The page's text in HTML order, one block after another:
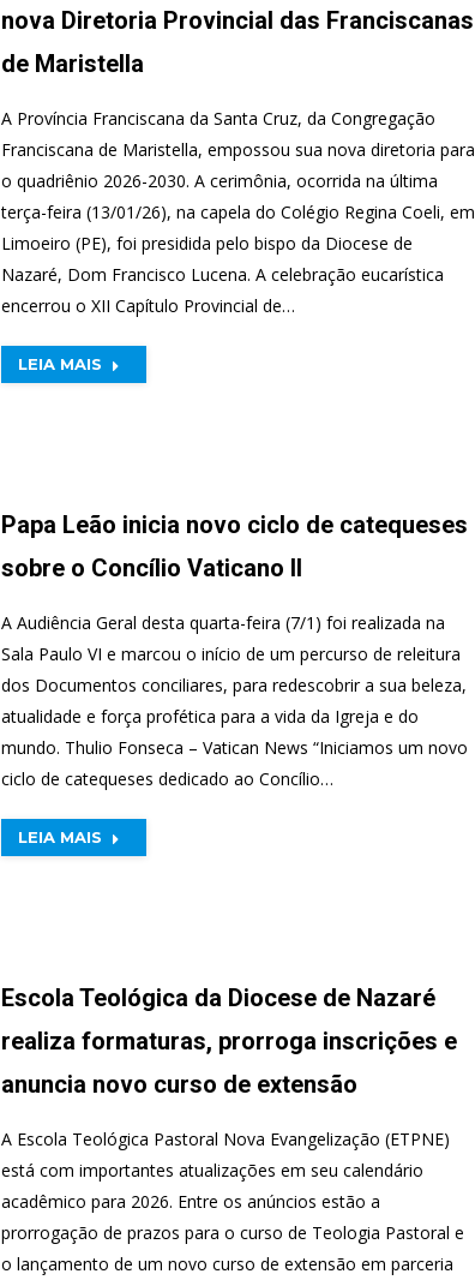
nova Diretoria Provincial das Franciscanas
de Maristella
A Província Franciscana da Santa Cruz, da Congregação
Franciscana de Maristella, empossou sua nova diretoria para
o quadriênio 2026-2030. A cerimônia, ocorrida na última
terça-feira (13/01/26), na capela do Colégio Regina Coeli, em
Limoeiro (PE), foi presidida pelo bispo da Diocese de
Nazaré, Dom Francisco Lucena. A celebração eucarística
encerrou o XII Capítulo Provincial de…
LEIA MAIS
Papa Leão inicia novo ciclo de catequeses
sobre o Concílio Vaticano II
A Audiência Geral desta quarta-feira (7/1) foi realizada na
Sala Paulo VI e marcou o início de um percurso de releitura
dos Documentos conciliares, para redescobrir a sua beleza,
atualidade e força profética para a vida da Igreja e do
mundo. Thulio Fonseca – Vatican News “Iniciamos um novo
ciclo de catequeses dedicado ao Concílio…
LEIA MAIS
Escola Teológica da Diocese de Nazaré
realiza formaturas, prorroga inscrições e
anuncia novo curso de extensão
A Escola Teológica Pastoral Nova Evangelização (ETPNE)
está com importantes atualizações em seu calendário
acadêmico para 2026. Entre os anúncios estão a
prorrogação de prazos para o curso de Teologia Pastoral e
o lançamento de um novo curso de extensão em parceria